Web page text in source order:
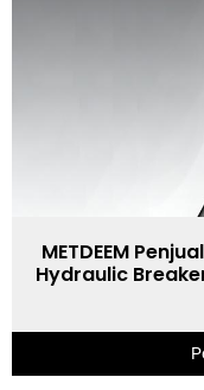
METDEEM
Hydraulic